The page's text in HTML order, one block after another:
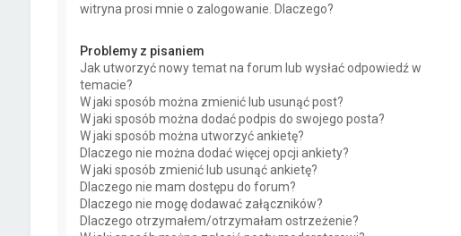
witryna prosi mnie o zalogowanie. Dlaczego?
Problemy z pisaniem
Jak utworzyć nowy temat na forum lub wysłać odpowiedź w
temacie?
W jaki sposób można zmienić lub usunąć post?
W jaki sposób można dodać podpis do swojego posta?
W jaki sposób można utworzyć ankietę?
Dlaczego nie można dodać więcej opcji ankiety?
W jaki sposób zmienić lub usunąć ankietę?
Dlaczego nie mam dostępu do forum?
Dlaczego nie mogę dodawać załączników?
Dlaczego otrzymałem/otrzymałam ostrzeżenie?